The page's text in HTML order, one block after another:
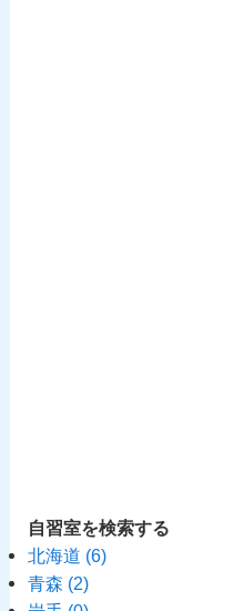
自習室を検索する
北海道 (6)
青森 (2)